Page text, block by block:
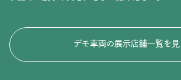
デモ車両の展示店舗一覧を見